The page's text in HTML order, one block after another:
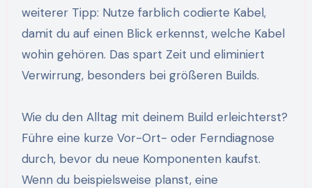
weiterer Tipp: Nutze farblich codierte Kabel,
damit du auf einen Blick erkennst, welche Kabel
wohin gehören. Das spart Zeit und eliminiert
Verwirrung, besonders bei größeren Builds.
Wie du den Alltag mit deinem Build erleichterst?
Führe eine kurze Vor-Ort- oder Ferndiagnose
durch, bevor du neue Komponenten kaufst.
Wenn du beispielsweise planst, eine